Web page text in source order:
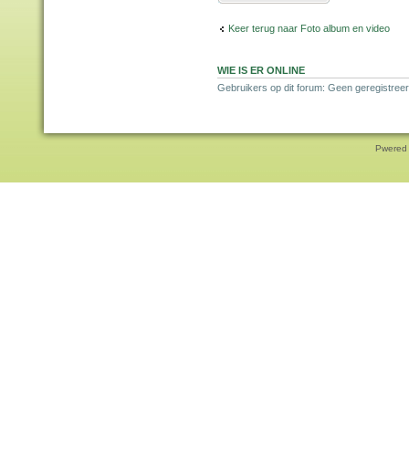
Keer terug naar Foto album en video
WIE IS ER ONLINE
Gebruikers op dit forum: Geen